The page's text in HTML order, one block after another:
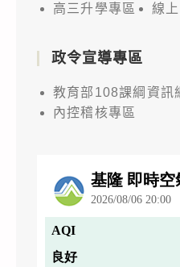
高三升學專區
線
政令宣導專區
教育部108課綱資訊
內控稽核專區